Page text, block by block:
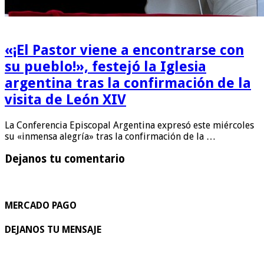
«¡El Pastor viene a encontrarse con
su pueblo!», festejó la Iglesia
argentina tras la confirmación de la
visita de León XIV
La Conferencia Episcopal Argentina expresó este miércoles
su «inmensa alegría» tras la confirmación de la …
Dejanos tu comentario
MERCADO PAGO
DEJANOS TU MENSAJE